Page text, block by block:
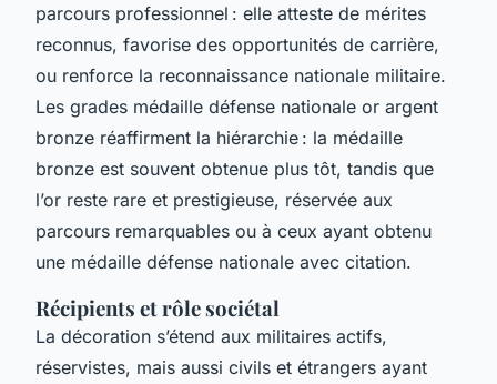
parcours professionnel : elle atteste de mérites
reconnus, favorise des opportunités de carrière,
ou renforce la reconnaissance nationale militaire.
Les grades médaille défense nationale or argent
bronze réaffirment la hiérarchie : la médaille
bronze est souvent obtenue plus tôt, tandis que
l’or reste rare et prestigieuse, réservée aux
parcours remarquables ou à ceux ayant obtenu
une médaille défense nationale avec citation.
Récipients et rôle sociétal
La décoration s’étend aux militaires actifs,
réservistes, mais aussi civils et étrangers ayant